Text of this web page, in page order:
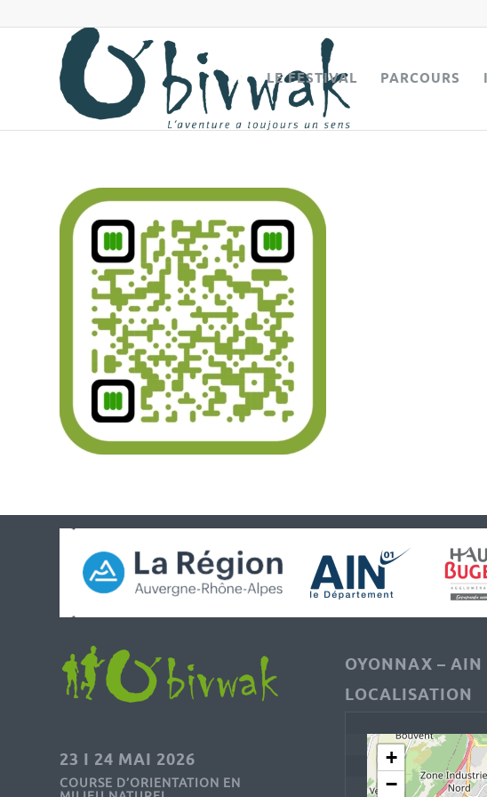
LE FESTIVAL PARCOURS
23 I 24 MAI 2026
COURSE D’ORIENTATION EN
OYONNAX – AIN
LOCALISATION
+
−